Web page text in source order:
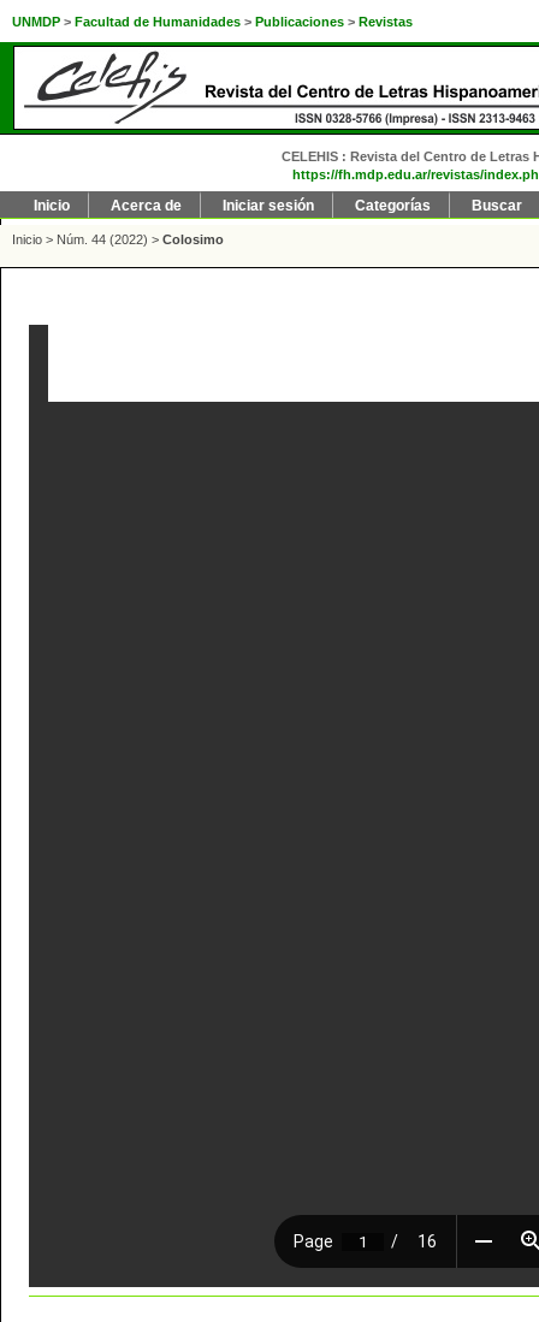
UNMDP > Facultad de Humanidades > Publicaciones > Revistas
CELEHIS : Revista del Centro de
https://fh.mdp.edu.ar/revistas/
Inicio Acerca de Iniciar sesión Categorías Buscar
Inicio > Núm. 44 (2022) > Colosimo